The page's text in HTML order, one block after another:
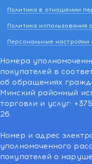
Политика в отношении
Политика использования
Персональные
Номера
покупателей в
об обращениях
Минский районный
торговли и услуг:
26.
Номер и адрес
уполномоченного
покупателей о